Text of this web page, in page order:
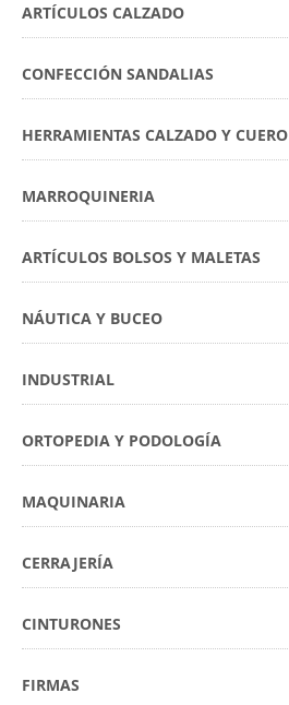
ARTÍCULOS CALZADO
CONFECCIÓN SANDALIAS
HERRAMIENTAS CALZADO Y CUERO
MARROQUINERIA
ARTÍCULOS BOLSOS Y MALETAS
NÁUTICA Y BUCEO
INDUSTRIAL
ORTOPEDIA Y PODOLOGÍA
MAQUINARIA
CERRAJERÍA
CINTURONES
FIRMAS